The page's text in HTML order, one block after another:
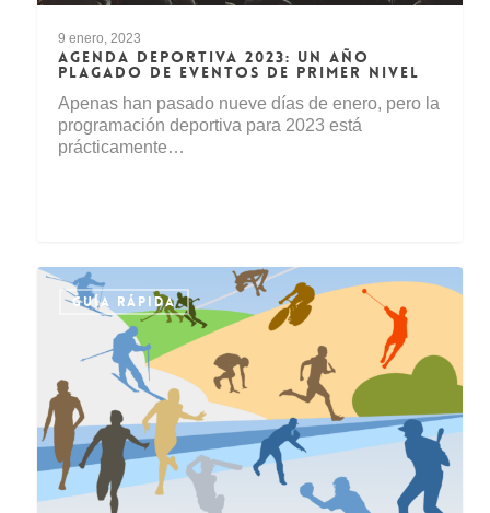
9 enero, 2023
AGENDA DEPORTIVA 2023: UN AÑO
PLAGADO DE EVENTOS DE PRIMER NIVEL
Apenas han pasado nueve días de enero, pero la
programación deportiva para 2023 está
prácticamente…
GUÍA RÁPIDA